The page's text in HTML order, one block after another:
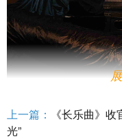
惊喜 “大婚”名场面抢
上一篇：
《长乐曲》
光”